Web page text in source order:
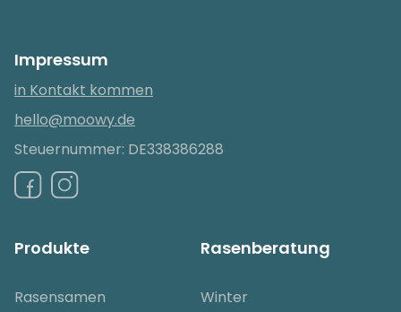
Impressum
in Kontakt kommen
hello@moowy.de
Steuernummer: DE338386288
Produkte
Rasensamen
Rasenberatung
Winter